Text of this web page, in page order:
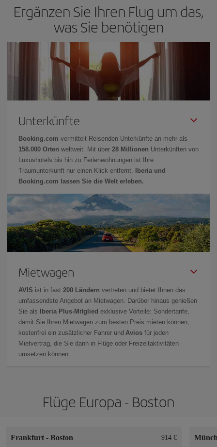
Ergänzen Sie Ihren Flug um das,
was Sie benötigen
Unterkünfte
Booking.com vermittelt Reisenden Unterkünfte an mehr als
158.000 Orten weltweit. Mit über 28 Millionen Unterkünften von
Luxushotels bis hin zu Ferienwohnungen ist Ihre
Traumunterkunft nur einen Klick entfernt.
Iberia und
Booking.com lassen Sie die Welt erleben.
Mietwagen
AVIS ist in fast 200 Ländern vertreten und bietet Ihnen das
umfassendste Angebot an Mietwagen. Darüber hinaus genießen
Sie als
Iberia Plus-Mitglied exklusive Vorteile: Sondertarife,
damit Sie Ihren Mietwagen zum besten Preis mieten können,
kostenfrei ein zusätzlicher Fahrer und Avios für jeden
Mietvertrag, die Sie dann in Flüge oder Freizeitaktivitäten
umsetzen können.
Flüge Europa - Boston
Frankfurt - Boston 914 €